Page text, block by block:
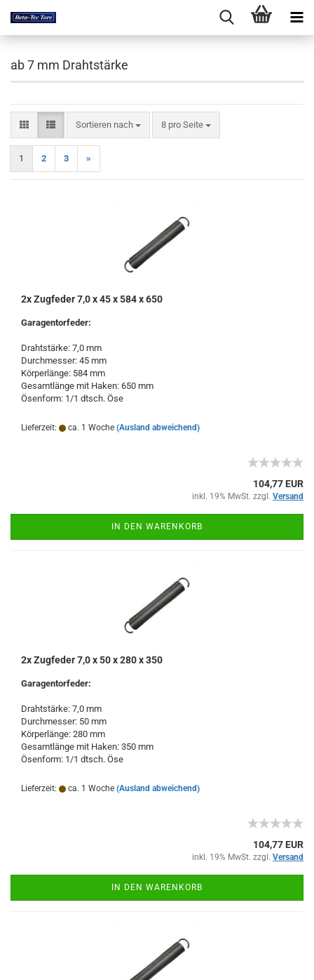
ab 7 mm Drahtstärke
Sortieren nach
Sortieren nach 8 pro Seite
pro Seite
1 2 3 »
2x Zugfeder 7,0 x 45 x 584 x 650
Garagentorfeder:
Drahtstärke: 7,0 mm
Durchmesser: 45 mm
Körperlänge: 584 mm
Gesamtlänge mit Haken: 650 mm
Ösenform: 1/1 dtsch. Öse
Lieferzeit: ca. 1 Woche (Ausland abweichend)
104,77 EUR
inkl. 19% MwSt. zzgl. Versand
IN DEN WARENKORB
2x Zugfeder 7,0 x 50 x 280 x 350
Garagentorfeder:
Drahtstärke: 7,0 mm
Durchmesser: 50 mm
Körperlänge: 280 mm
Gesamtlänge mit Haken: 350 mm
Ösenform: 1/1 dtsch. Öse
Lieferzeit: ca. 1 Woche (Ausland abweichend)
104,77 EUR
inkl. 19% MwSt. zzgl. Versand
IN DEN WARENKORB